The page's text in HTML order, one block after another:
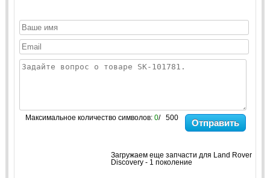
Максимальное количество символов: 0/ 500 Отправить
Загружаем еще запчасти для Land Rover
Discovery - 1 поколение